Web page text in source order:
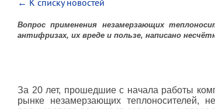
← К списку новостей
Вопрос применения незамерзающих
антифризах, их вреде и пользе, написано
За 20 лет, прошедшие с начала работы
рынке незамерзающих теплоносителей,